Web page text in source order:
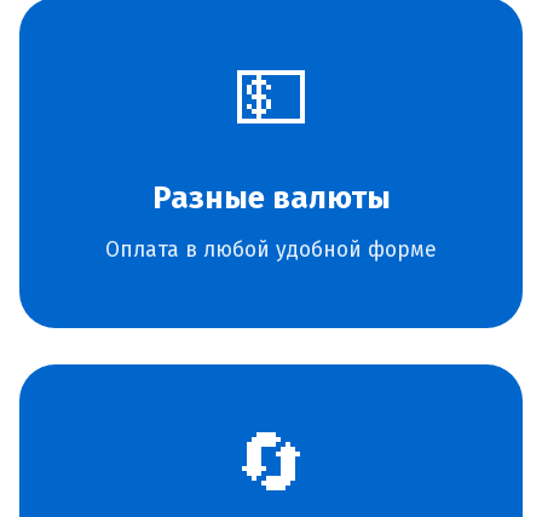
💵
Разные валюты
Оплата в любой удобной форме
🔄